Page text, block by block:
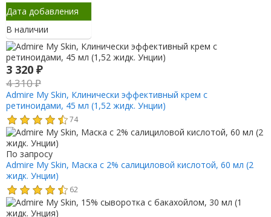
Дата добавления
В наличии
3 320 ₽
4 310₽
Admire My Skin, Клинически эффективный крем с
ретиноидами, 45 мл (1,52 жидк. Унции)
74
По запросу
Admire My Skin, Маска с 2% салициловой кислотой, 60 мл (2
жидк. Унции)
62